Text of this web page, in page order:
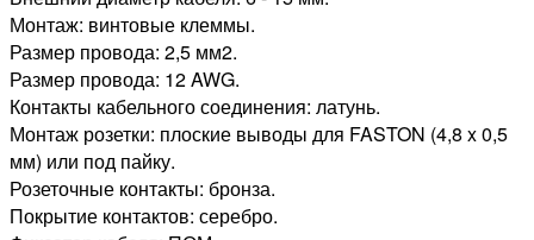
Монтаж: винтовые клеммы.
Размер провода: 2,5 мм2.
Размер провода: 12 AWG.
Контакты кабельного соединения: латунь.
Монтаж розетки: плоские выводы для FASTON (4,8 x 0,5
мм) или под пайку.
Розеточные контакты: бронза.
Покрытие контактов: серебро.